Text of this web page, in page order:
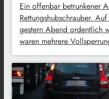
Ein offenbar betrunkener
Rettungshubschrauber.
gestern Abend ordentlich
waren mehrere